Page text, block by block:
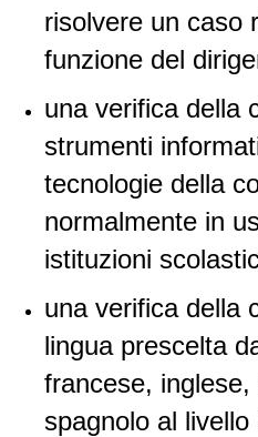
risolvere un caso
funzione del
una verifica della
strumenti
tecnologie della
normalmente in
istituzioni
una verifica della
lingua prescelta
francese,
spagnolo al livello